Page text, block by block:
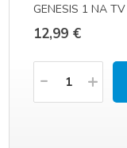
GENESIS 1 NA
12,99 €
Količina